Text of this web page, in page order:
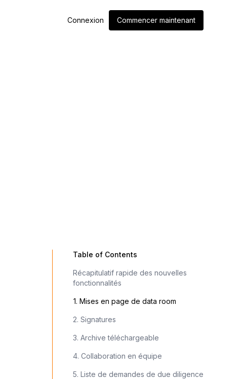
Connexion Commencer maintenant
Table of Contents
Récapitulatif rapide des nouvelles
fonctionnalités
1. Mises en page de data room
2. Signatures
3. Archive téléchargeable
4. Collaboration en équipe
5. Liste de demandes de due diligence